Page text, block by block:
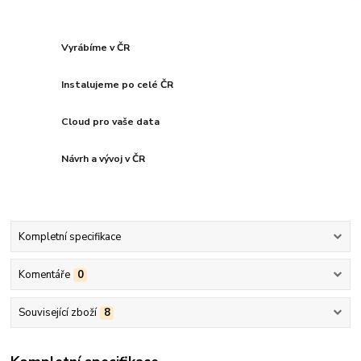
Vyrábíme v ČR
Instalujeme po celé ČR
Cloud pro vaše data
Návrh a vývoj v ČR
Kompletní specifikace
Komentáře 0
Související zboží 8